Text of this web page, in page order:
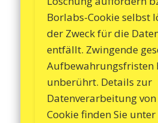
Borlabs-Cookie selbst
der Zweck für die
entfällt. Zwingende
Aufbewahrungsfristen
unberührt. Details zur
Datenverarbeitung
Cookie finden Sie unter